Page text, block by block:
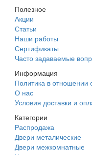
Полезное
Акции
Статьи
Наши работы
Сертификаты
Часто задаваемые
Информация
Политика в отношении
О нас
Условия доставки и
Категории
Распродажа
Двери металические
Двери межкомнатные